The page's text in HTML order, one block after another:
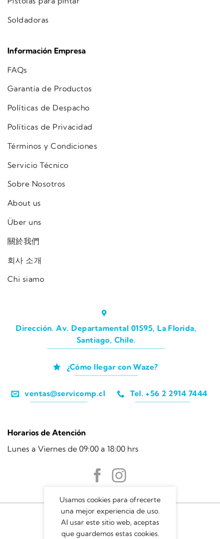
Soldadoras
Información Empresa
FAQs
Garantía de Productos
Políticas de Despacho
Políticas de Privacidad
Términos y Condiciones
Servicio Técnico
Sobre Nosotros
About us
Über uns
關於我們
회사 소개
Chi siamo
Dirección. Av. Departamental 01595, La Florida,
Santiago, Chile.
¿Cómo llegar con Waze?
ventas@servicomp.cl Tel. +56 2 2914 7444
Horarios de Atención
Lunes a Viernes de 09:00 a 18:00 hrs
Usamos cookies para ofrecerte
una mejor experiencia de uso.
Al usar este sitio web, aceptas
que guardemos estas cookies.